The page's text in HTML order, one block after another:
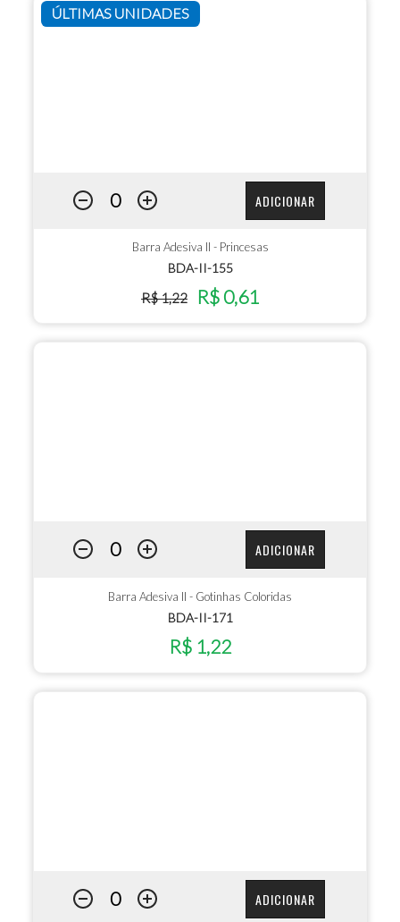
ÚLTIMAS UNIDADES
ADICIONAR
Barra Adesiva II - Princesas
BDA-II-155
R$ 1,22 R$ 0,61
ADICIONAR
Barra Adesiva II - Gotinhas Coloridas
BDA-II-171
R$ 1,22
ADICIONAR